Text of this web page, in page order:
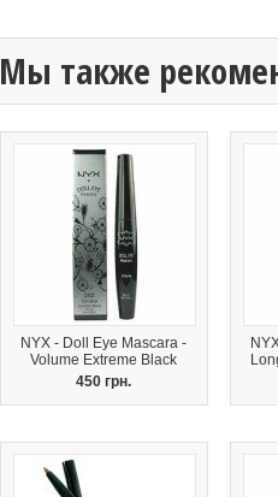
Мы также
NYX - Doll Eye Mascara -
Volume Extreme Black
450 грн.